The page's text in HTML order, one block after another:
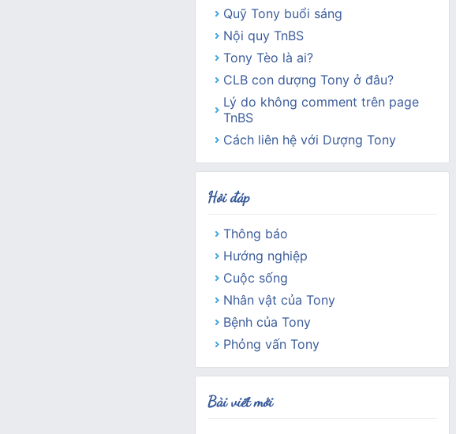
Quỹ Tony buổi sáng
Nội quy TnBS
Tony Tèo là ai?
CLB con dượng Tony ở đâu?
Lý do không comment trên page
TnBS
Cách liên hệ với Dượng Tony
Hỏi đáp
Thông báo
Hướng nghiệp
Cuộc sống
Nhân vật của Tony
Bệnh của Tony
Phỏng vấn Tony
Bài viết mới